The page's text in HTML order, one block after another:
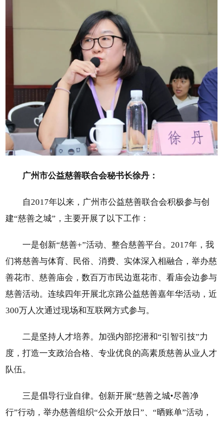
广州市公益慈善联合会秘书长徐丹：
自2017年以来，广州市公益慈善联合会积极参与创
建“慈善之城”，主要开展了以下工作：
一是创新“慈善+”活动、整合慈善平台。2017年，我
们将慈善与体育、民俗、消费、实体深入相融合，举办慈
善花市、慈善庙会，数百万市民边逛花市、看庙会边参与
慈善活动。连续四年开展北京路公益慈善嘉年华活动，近
300万人次通过现场和互联网方式参与。
二是坚持人才培养。加强内部挖潜和“引智引技”力
度，打造一支政治合格、专业优良的高素质慈善从业人才
队伍。
三是倡导行业自律。创新开展“慈善之城•尽善净
行”行动，举办慈善组织“公众开放日”、“晒账单”活动，